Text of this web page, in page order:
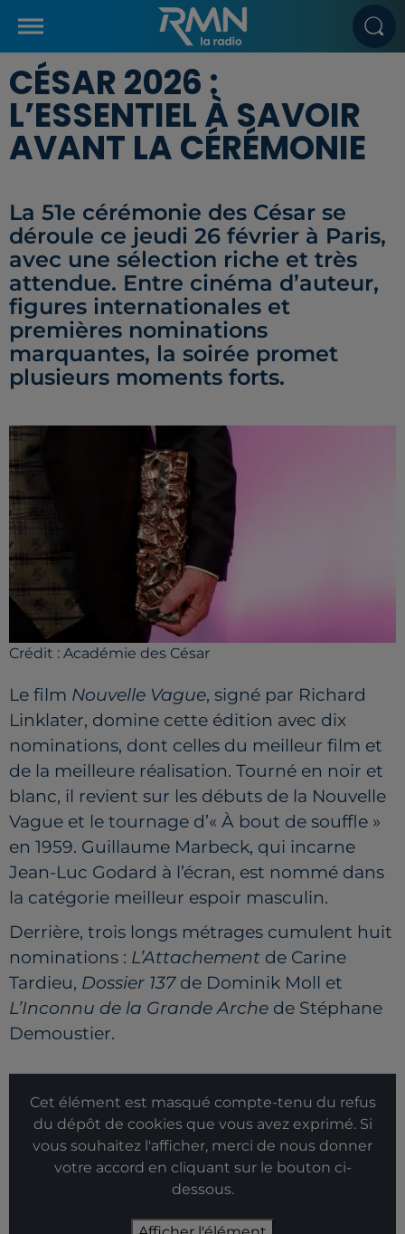
CÉSAR 2026 :
L’ESSENTIEL À SAVOIR
AVANT LA CÉRÉMONIE
La 51e cérémonie des César se
déroule ce jeudi 26 février à Paris,
avec une sélection riche et très
attendue. Entre cinéma d’auteur,
figures internationales et
premières nominations
marquantes, la soirée promet
plusieurs moments forts.
Crédit : Académie des César
Le film Nouvelle Vague, signé par Richard
Linklater, domine cette édition avec dix
nominations, dont celles du meilleur film et
de la meilleure réalisation. Tourné en noir et
blanc, il revient sur les débuts de la Nouvelle
Vague et le tournage d’« À bout de souffle »
en 1959. Guillaume Marbeck, qui incarne
Jean-Luc Godard à l’écran, est nommé dans
la catégorie meilleur espoir masculin.
Derrière, trois longs métrages cumulent huit
nominations : L’Attachement de Carine
Tardieu, Dossier 137 de Dominik Moll et
L’Inconnu de la Grande Arche de Stéphane
Demoustier.
Cet élément est masqué compte-tenu du refus
du dépôt de cookies que vous avez exprimé. Si
vous souhaitez l'afficher, merci de nous donner
votre accord en cliquant sur le bouton ci-
dessous.